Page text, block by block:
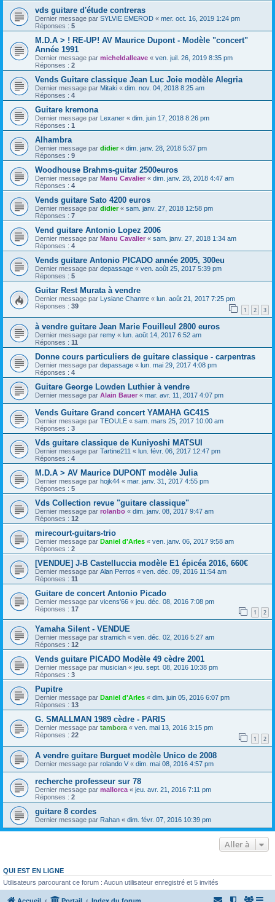
vds guitare d'étude contreras
Dernier message par SYLVIE EMEROD « mer. oct. 16, 2019 1:24 pm
Réponses : 5
M.D.A > ! RE-UP! AV Maurice Dupont - Modèle "concert"
Année 1991
Dernier message par micheldalleave « ven. juil. 26, 2019 8:35 pm
Réponses : 2
Vends Guitare classique Jean Luc Joie modèle Alegria
Dernier message par Mitaki « dim. nov. 04, 2018 8:25 am
Réponses : 4
Guitare kremona
Dernier message par Lexaner « dim. juin 17, 2018 8:26 pm
Réponses : 1
Alhambra
Dernier message par didier« dim. janv. 28, 2018 5:37 pm
Réponses : 9
Woodhouse Brahms-guitar 2500euros
Dernier message par Manu Cavalier « dim. janv. 28, 2018 4:47 am
Réponses : 4
Vends guitare Sato 4200 euros
Dernier message par didier« sam. janv. 27, 2018 12:58 pm
Réponses : 7
Vend guitare Antonio Lopez 2006
Dernier message par Manu Cavalier « sam. janv. 27, 2018 1:34 am
Réponses : 4
Vends guitare Antonio PICADO année 2005, 300eu
Dernier message par depassage « ven. août 25, 2017 5:39 pm
Réponses : 5
Guitar Rest Murata à vendre
Dernier message par Lysiane Chantre « lun. août 21, 2017 7:25 pm
Réponses : 39 1 2 3
à vendre guitare Jean Marie Fouilleul 2800 euros
Dernier message par remy « lun. août 14, 2017 6:52 am
Réponses : 11
Donne cours particuliers de guitare classique - carpentras
Dernier message par depassage « lun. mai 29, 2017 4:08 pm
Réponses : 4
Guitare George Lowden Luthier à vendre
Dernier message par Alain Bauer « mar. avr. 11, 2017 4:07 pm
Vends Guitare Grand concert YAMAHA GC41S
Dernier message par TEOULE « sam. mars 25, 2017 10:00 am
Réponses : 3
Vds guitare classique de Kuniyoshi MATSUI
Dernier message par Tartine211 « lun. févr. 06, 2017 12:47 pm
Réponses : 4
M.D.A > AV Maurice DUPONT modèle Julia
Dernier message par hojk44 « mar. janv. 31, 2017 4:55 pm
Réponses : 5
Vds Collection revue "guitare classique"
Dernier message par rolanbo « dim. janv. 08, 2017 9:47 am
Réponses : 12
mirecourt-guitars-trio
Dernier message par Daniel d'Arles « ven. janv. 06, 2017 9:58 am
Réponses : 2
[VENDUE] J-B Castelluccia modèle E1 épicéa 2016, 660€
Dernier message par Alan Perros « ven. déc. 09, 2016 11:54 am
Réponses : 11
Guitare de concert Antonio Picado
Dernier message par vicens'66 « jeu. déc. 08, 2016 7:08 pm
Réponses : 17 1 2
Yamaha Silent - VENDUE
Dernier message par stramich « ven. déc. 02, 2016 5:27 am
Réponses : 12
Vends guitare PICADO Modèle 49 cèdre 2001
Dernier message par musician « jeu. sept. 08, 2016 10:38 pm
Réponses : 3
Pupitre
Dernier message par Daniel d'Arles « dim. juin 05, 2016 6:07 pm
Réponses : 13
G. SMALLMAN 1989 cèdre - PARIS
Dernier message par tambora « ven. mai 13, 2016 3:15 pm
Réponses : 22 1 2
A vendre guitare Burguet modèle Unico de 2008
Dernier message par rolando V « dim. mai 08, 2016 4:57 pm
recherche professeur sur 78
Dernier message par mallorca « jeu. avr. 21, 2016 7:11 pm
Réponses : 2
guitare 8 cordes
Dernier message par Rahan « dim. févr. 07, 2016 10:39 pm
Aller à
QUI EST EN LIGNE
Utilisateurs parcourant ce forum : Aucun utilisateur enregistré et 5 invités